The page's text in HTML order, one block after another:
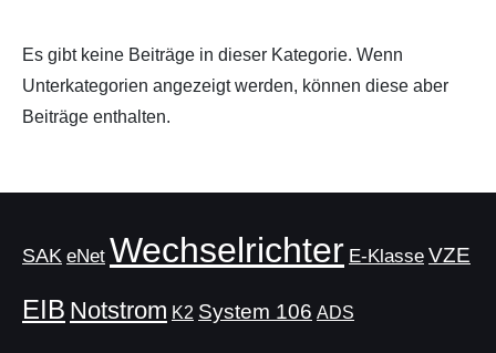
Es gibt keine Beiträge in dieser Kategorie. Wenn
Unterkategorien angezeigt werden, können diese aber
Beiträge enthalten.
SAK eNet Wechselrichter E-Klasse VZE
EIB Notstrom K2 System 106 ADS